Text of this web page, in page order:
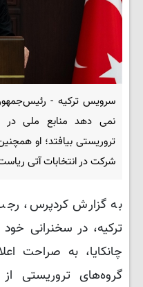
سرویس ترکیه -
نمی دهد منابع ملی
تروریستی بیافتد؛ او
شرکت در انتخابات آتی
به گزارش کردپرس،
ترکیه، در سخنرانی
چانکایا، به صراحت
گروه‌های تروریستی